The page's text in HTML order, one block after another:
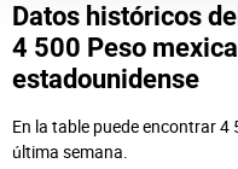
Datos históricos
4 500 Peso
estadounidense
En la table puede encontrar 4
última semana.